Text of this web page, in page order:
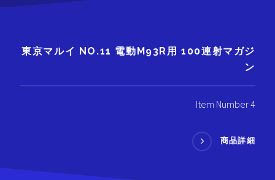
東京マルイ NO.11 電動M93R用 100連射マガジ
ン
Item Number 4
商品詳細